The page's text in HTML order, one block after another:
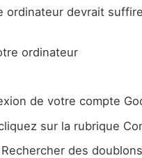
ordinateur devrait
ordinateur
de votre compte
sur la rubrique
des doublons